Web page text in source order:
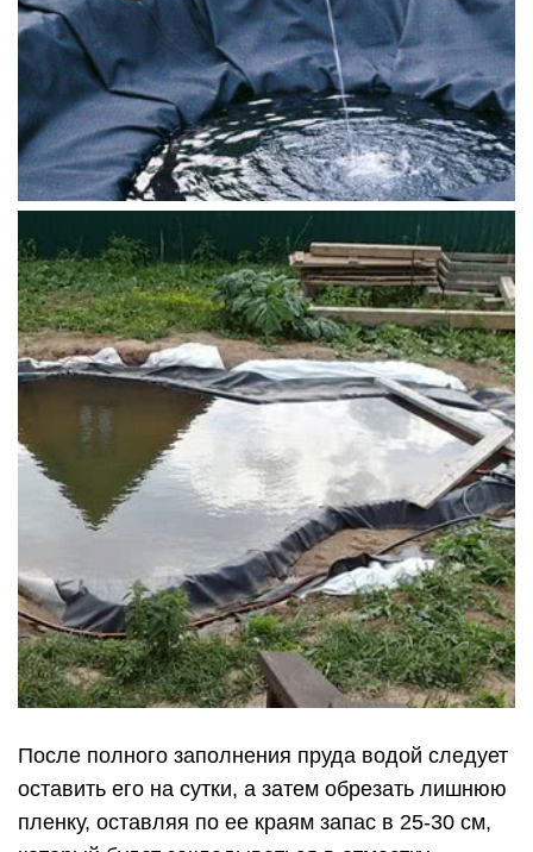
После полного заполнения пруда водой следует
оставить его на сутки, а затем обрезать лишнюю
пленку, оставляя по ее краям запас в 25-30 см,